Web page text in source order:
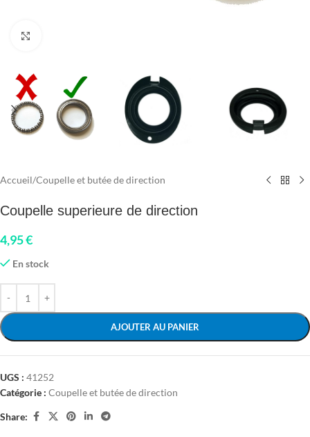
Accueil/Coupelle et butée de direction
Coupelle superieure de direction
4,95€
En stock
AJOUTER AU PANIER
UGS : 41252
Catégorie : Coupelle et butée de direction
Share: